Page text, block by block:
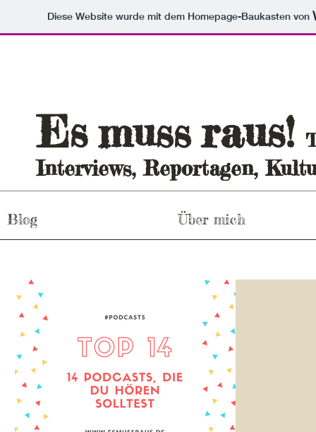
Diese Website wurde mit dem Homepage-Baukasten von
Es muss raus!
Interviews, Reportagen,
Blog Über mich